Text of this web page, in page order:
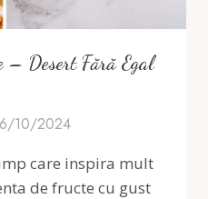
– Desert Fără Egal
10/2024
care inspira mult
de fructe cu gust